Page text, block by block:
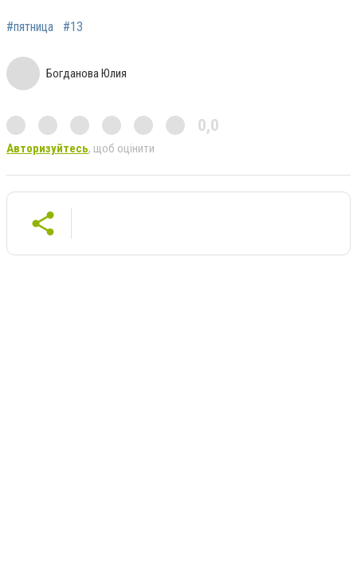
#пятница #13
Богданова Юлия
0,0
Авторизуйтесь, щоб оцінити